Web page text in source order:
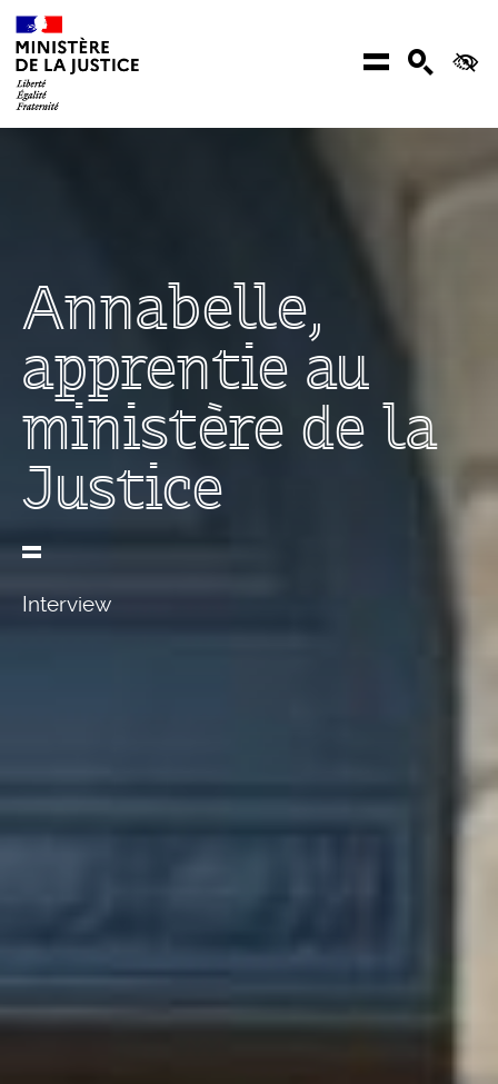
Aller au contenu
Menu
Annabelle,
apprentie au
ministère de la
Justice
Interview